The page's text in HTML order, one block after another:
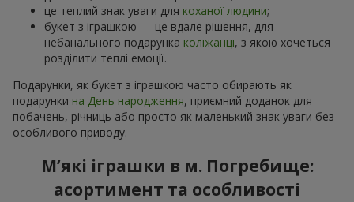
це теплий знак уваги для коханої людини;
букет з іграшкою — це вдале рішення, для
небанального подарунка коліжанці, з якою хочеться
розділити теплі емоції.
Подарунки, як букет з іграшкою часто обирають як
подарунки на День народження, приємний доданок для
побачень, річниць або просто як маленький знак уваги без
особливого приводу.
М’які іграшки в м. Погребище:
асортимент та особливості